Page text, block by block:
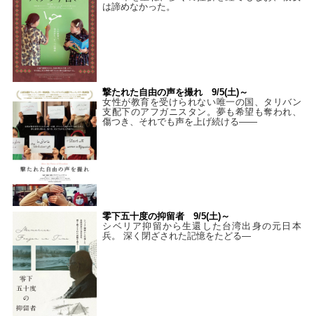
は諦めなかった。
撃たれた自由の声を撮れ 9/5(土)～
女性が教育を受けられない唯一の国、タリバン
支配下のアフガニスタン。夢も希望も奪われ、
傷つき、それでも声を上げ続ける——
零下五十度の抑留者 9/5(土)～
シベリア抑留から生還した台湾出身の元日本
兵。 深く閉ざされた記憶をたどる—